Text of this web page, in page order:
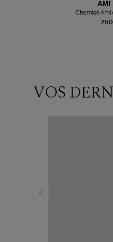
AMI
Chemise Ami
VOS